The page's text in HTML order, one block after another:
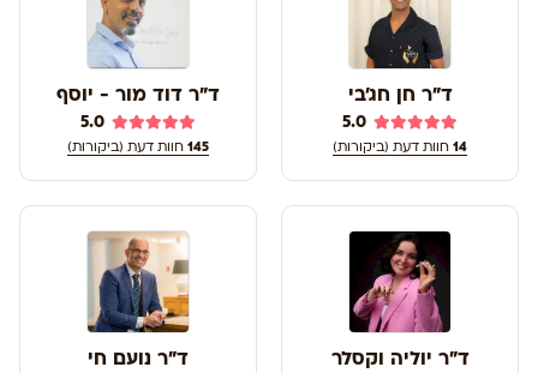
ד"ר חן חג'בי
5.0
14 חוות דעת (ביקורות)
ד"ר דוד מור - יוסף
5.0
145 חוות דעת (ביקורות)
ד"ר יוליה וקסלר ד"ר נועם חי